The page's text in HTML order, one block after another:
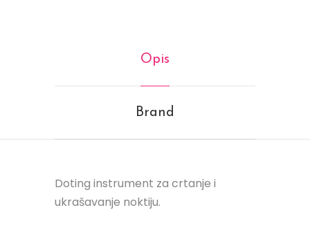
Opis
Brand
Doting instrument za crtanje i
ukrašavanje noktiju.